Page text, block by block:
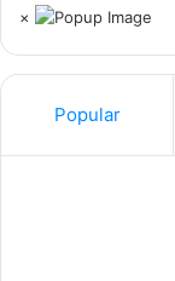
×
Popular